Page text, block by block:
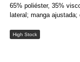
65% poliéster, 35%
lateral; manga
High Stock